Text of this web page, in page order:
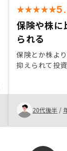
保険や株に
られる
保険とか株よ
抑えられて投
20代後半 /